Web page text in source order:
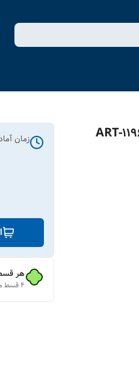
زمان
هر
۴ قسط ماهانه. بدون سود، چک و ضامن.